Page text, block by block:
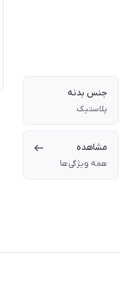
جنس بدنه
پلاستیک
مشاهده
همه ویژگی‌ها